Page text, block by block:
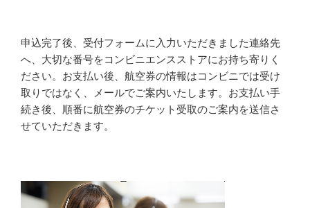
申込完了後、受付フォームに入力いただきました連絡先
へ、大切な番号をコンビニエンスストアにお持ち寄りく
ださい。お支払い後、航空券の情報はコンビニでは受け
取りではなく、メールでご案内いたします。お支払い手
続き後、順番に航空券のチケット受取のご案内を送信さ
せていただきます。